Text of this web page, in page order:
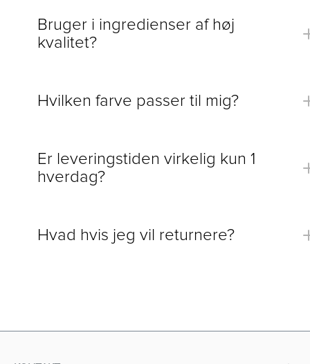
Bruger i ingredienser af høj
kvalitet?
Hvilken farve passer til mig?
Er leveringstiden virkelig kun 1
hverdag?
Hvad hvis jeg vil returnere?